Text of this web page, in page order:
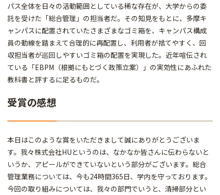
パス全体を日々の活動範囲としている稀な存在が、大学からの委
託を受けた「総合管理」の担当者だ。その知見をもとに、多摩キ
ャンパスに配置されていたさまざまなゴミ箱を、キャンパス構成
員の動線を踏まえて合理的に再配置し、利用者が捨てやすく、回
収担当者が巡回しやすいゴミ箱の配置を実現した。近年喧伝され
ている「EBPM（根拠にもとづく政策立案）」の実効性にあふれた
教科書と評するに足るものだ。
受賞の感想
本日はこのような賞をいただきまして誠にありがとうございま
す。我々株式会社HUというのは、なかなか皆さんに伝わらないと
いうか、アピールができていないという部分がございます。総合
管理業務については、今も24時間365日、学内を守っております。
今回の取り組みについては、我々の部門でいうと、清掃部分とい